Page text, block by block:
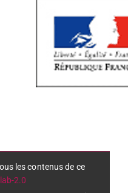
les contenus de ce
2.0